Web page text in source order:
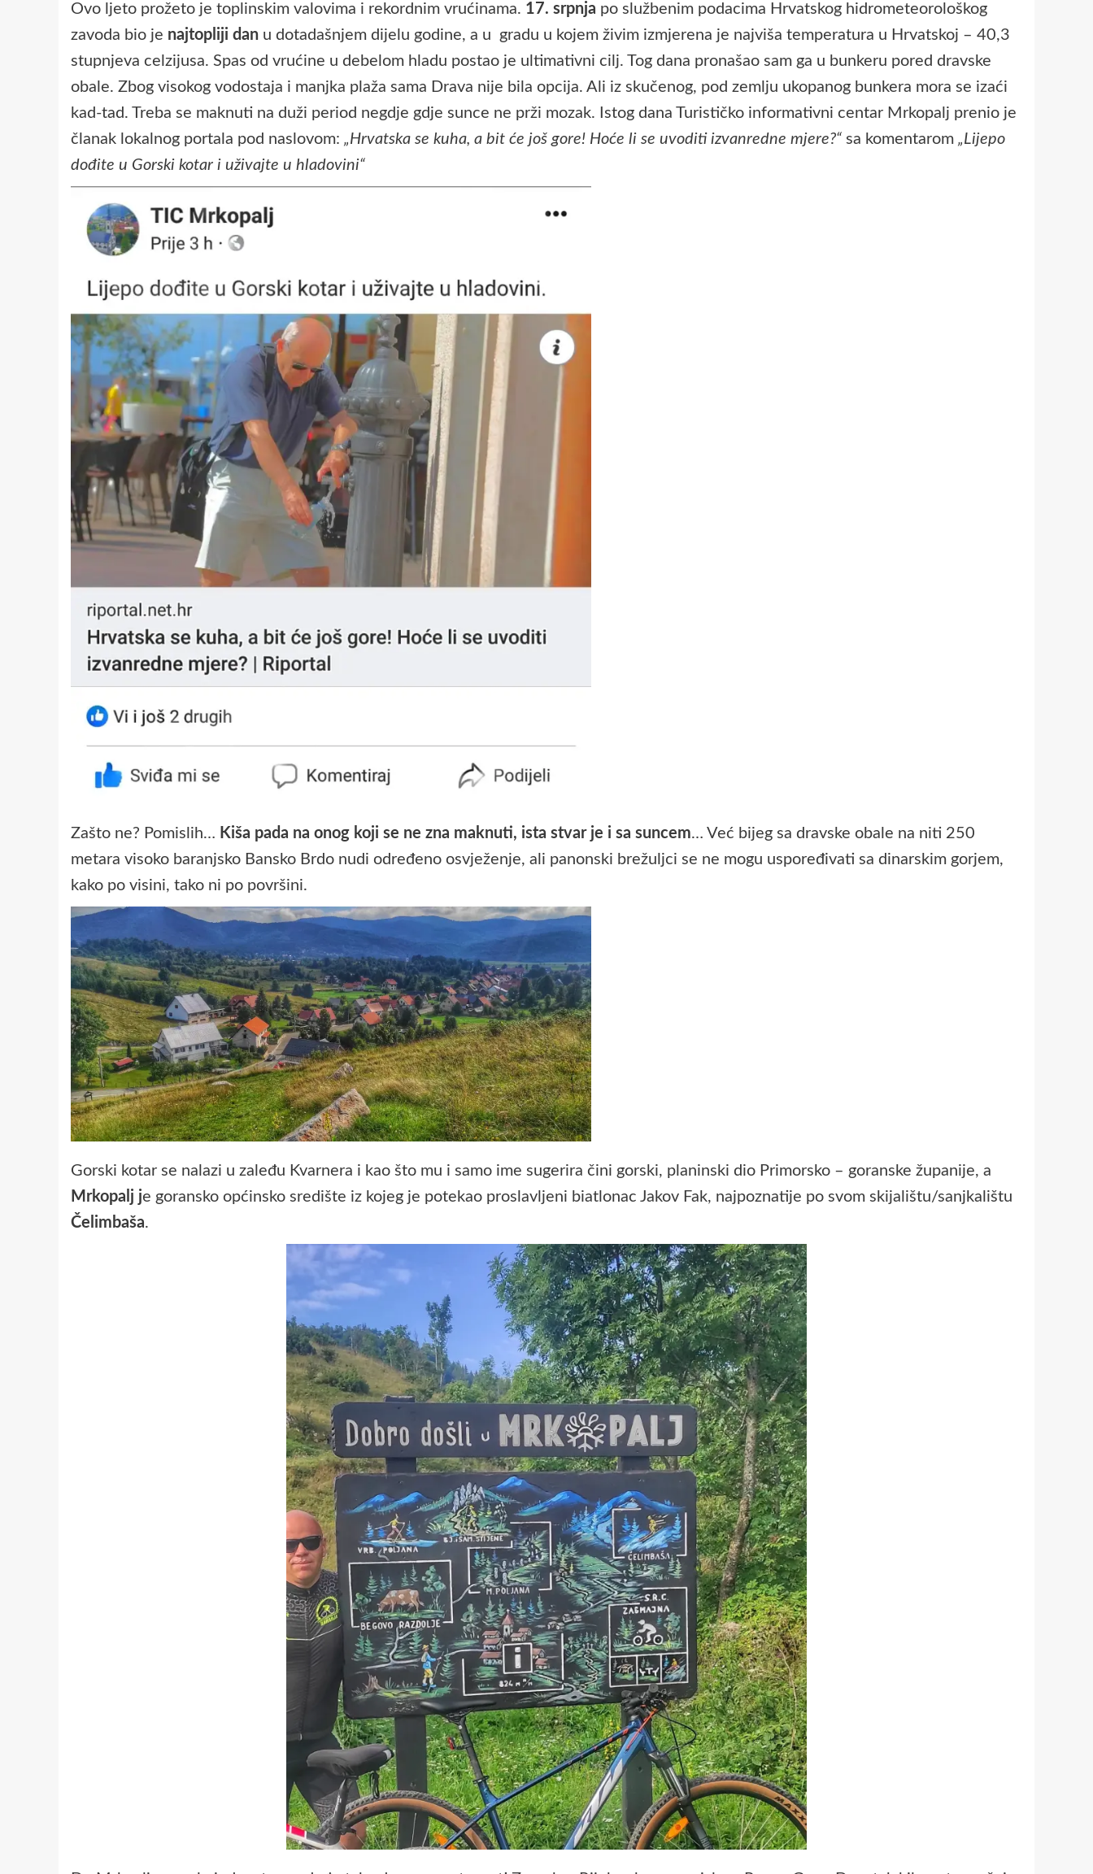
Ovo ljeto prožeto je toplinskim valovima i rekordnim vrućinama. 17. srpnja po službenim podacima Hrvatskog hidrometeorološkog
zavoda bio je najtopliji dan u dotadašnjem dijelu godine, a u gradu u kojem živim izmjerena je najviša temperatura u Hrvatskoj – 40,3
stupnjeva celzijusa. Spas od vrućine u debelom hladu postao je ultimativni cilj. Tog dana pronašao sam ga u bunkeru pored dravske
obale. Zbog visokog vodostaja i manjka plaža sama Drava nije bila opcija. Ali iz skučenog, pod zemlju ukopanog bunkera mora se izaći
kad-tad. Treba se maknuti na duži period negdje gdje sunce ne prži mozak. Istog dana Turističko informativni centar Mrkopalj prenio je
članak lokalnog portala pod naslovom: „Hrvatska se kuha, a bit će još gore! Hoće li se uvoditi izvanredne mjere?“ sa komentarom „Lijepo
dođite u Gorski kotar i uživajte u hladovini“
Zašto ne? Pomislih… Kiša pada na onog koji se ne zna maknuti, ista stvar je i sa suncem… Već bijeg sa dravske obale na niti 250
metara visoko baranjsko Bansko Brdo nudi određeno osvježenje, ali panonski brežuljci se ne mogu uspoređivati sa dinarskim gorjem,
kako po visini, tako ni po površini.
Gorski kotar se nalazi u zaleđu Kvarnera i kao što mu i samo ime sugerira čini gorski, planinski dio Primorsko – goranske županije, a
Mrkopalj je goransko općinsko središte iz kojeg je potekao proslavljeni biatlonac Jakov Fak, najpoznatije po svom skijalištu/sanjkalištu
Čelimbaša.